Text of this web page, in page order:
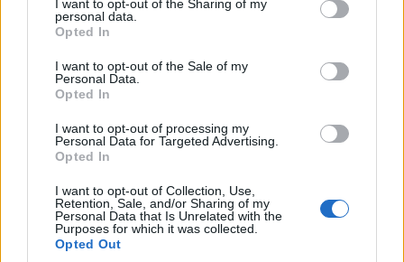
I want to opt-out of the Sharing of my
personal data.
Opted In
I want to opt-out of the Sale of my
Personal Data.
Opted In
I want to opt-out of processing my
Personal Data for Targeted Advertising.
Opted In
I want to opt-out of Collection, Use,
Retention, Sale, and/or Sharing of my
Personal Data that Is Unrelated with the
Purposes for which it was collected.
Opted Out
της Αθήνας στην μετά-Covid εποχή», που έχει
«Αττική 2014-2020», ΟΠΣ 5104609/Υποέργο 1.
14χρονη με το σύνδρομο Rapunzel έτρωγε τα
στομάχι
Σαπούνια και αρώματα που απωθούν τα